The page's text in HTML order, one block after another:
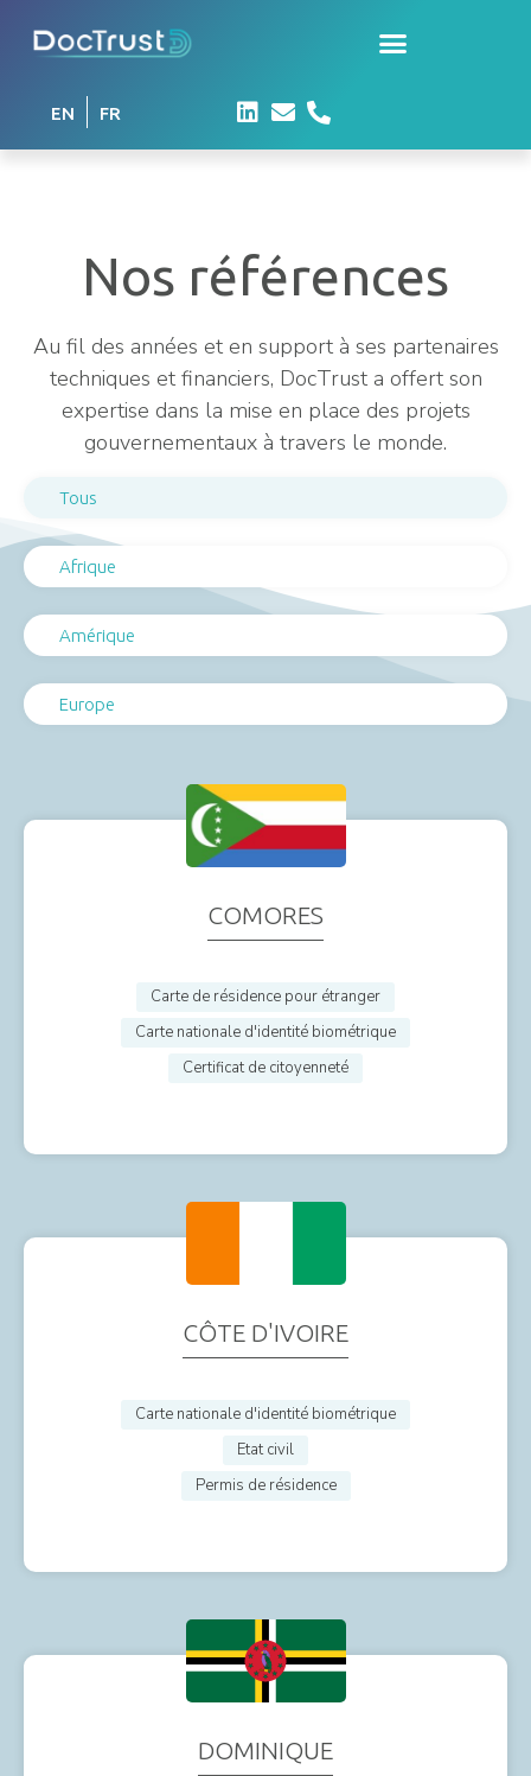
EN FR
Nos références
Au fil des années et en support à ses partenaires
techniques et financiers, DocTrust a offert son
expertise dans la mise en place des projets
gouvernementaux à travers le monde.
Tous
Afrique
Amérique
Europe
COMORES
Carte de résidence pour étranger
Carte nationale d'identité biométrique
Certificat de citoyenneté
CÔTE D'IVOIRE
Carte nationale d'identité biométrique
Etat civil
Permis de résidence
DOMINIQUE